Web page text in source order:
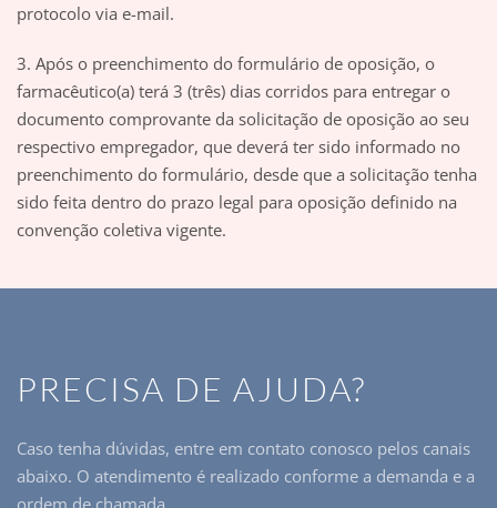
protocolo via e-mail.
3. Após o preenchimento do formulário de oposição, o
farmacêutico(a) terá 3 (três) dias corridos para entregar o
documento comprovante da solicitação de oposição ao seu
respectivo empregador, que deverá ter sido informado no
preenchimento do formulário, desde que a solicitação tenha
sido feita dentro do prazo legal para oposição definido na
convenção coletiva vigente.
PRECISA DE AJUDA?
Caso tenha dúvidas, entre em contato conosco pelos canais
abaixo. O atendimento é realizado conforme a demanda e a
ordem de chamada.